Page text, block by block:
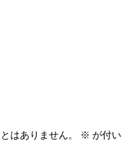
はありません。 ※ が付い